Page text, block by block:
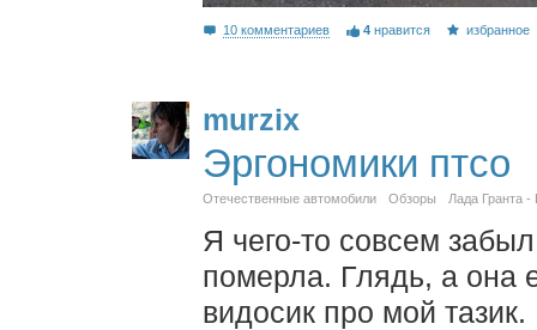
10 комментариев 4 нравится избранное
murzix
Эргономики птсо
Отечественные автомобили Обзоры Лада Гранта -
Я чего-то совсем
померла. Глядь, а она
видосик про мой тазик.